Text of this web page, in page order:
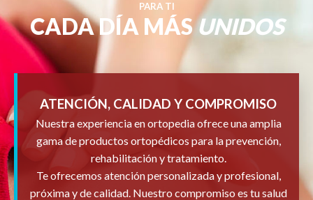
PARA TI
CADA DÍA MÁSUNIDOS
ATENCIÓN, CALIDAD Y COMPROMISO
Nuestra experiencia en ortopedia ofrece una amplia
gama de productos ortopédicos para la prevención,
rehabilitación y tratamiento.
Te ofrecemos atención personalizada y profesional,
próxima y de calidad. Nuestro compromiso es tu salud